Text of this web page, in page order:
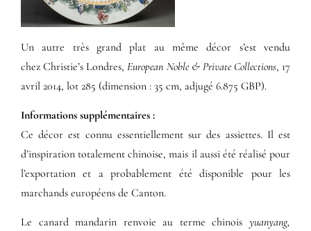
Un autre très grand plat au même décor s’est vendu
chez Christie’s Londres,European Noble & Private Collections, 17
avril 2014, lot 285 (dimension : 35 cm, adjugé 6.875 GBP).
Informations supplémentaires​ :​
Ce décor est connu essentiellement sur des assiettes. Il est
d’inspiration totalement chinoise, mais il aussi été réalisé pour
l’exportation et a probablement été disponible pour les
marchands européens de Canton.
Le canard mandarin renvoie au terme chinois yuanyang,